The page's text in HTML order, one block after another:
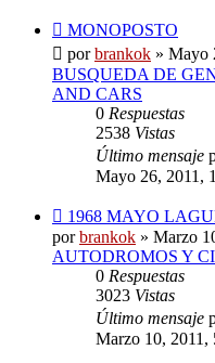
Nuevo
mensaje
MONOPOSTO
porbrankok » Mayo
BUSQUEDA DE
AND CARS
0 Respuestas
2538 Vistas
Último mensaje
Mayo 26, 2011,
Nuevo
mensaje
1968 MAYO
porbrankok » Marzo
AUTODROMOS Y
0 Respuestas
3023 Vistas
Último mensaje
Marzo 10, 2011,